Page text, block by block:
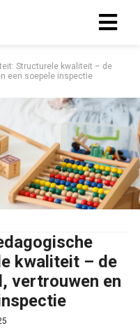
Structurele kwaliteit – de
een soepele inspectie
kwaliteit – de
vertrouwen en